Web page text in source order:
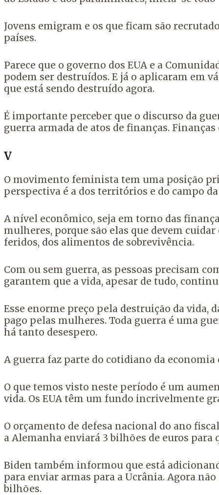
Jovens emigram e os que ficam são
países.
Parece que o governo dos EUA e a
podem ser destruídos. E já o aplicaram em
que está sendo destruído agora.
É importante perceber que o discurso da
guerra armada de atos de finanças. Finanças
V
O movimento feminista tem uma posição
perspectiva é a dos territórios e do campo
A nível econômico, seja em torno das
mulheres, porque são elas que devem
feridos, dos alimentos de sobrevivência.
Com ou sem guerra, as pessoas precisam
garantem que a vida, apesar de tudo,
Esse enorme preço pela destruição da vida,
pago pelas mulheres. Toda guerra é uma
há tanto desespero.
A guerra faz parte do cotidiano da
O que temos visto neste período é um
vida. Os EUA têm um fundo incrivelmente
O orçamento de defesa nacional do ano
a Alemanha enviará 3 bilhões de euros
Biden também informou que está
para enviar armas para a Ucrânia. Agora
bilhões.